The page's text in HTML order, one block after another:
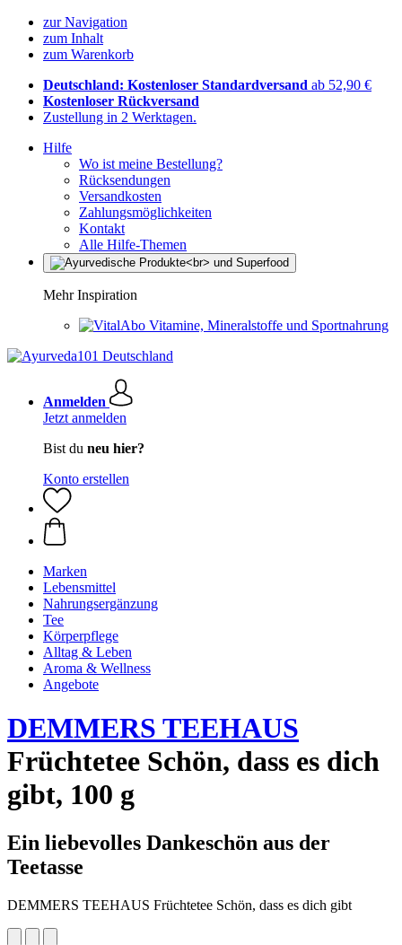
zur Navigation
zum Inhalt
zum Warenkorb
Deutschland: Kostenloser Standardversand ab 52,90 €
Kostenloser Rückversand
Zustellung in 2 Werktagen.
Hilfe
Wo ist meine Bestellung?
Rücksendungen
Versandkosten
Zahlungsmöglichkeiten
Kontakt
Alle Hilfe-Themen
Mehr Inspiration
Vitamine, Mineralstoffe und Sportnahrung
Anmelden
Jetzt anmelden
Bist du neu hier?
Konto erstellen
Marken
Lebensmittel
Nahrungsergänzung
Tee
Körperpflege
Alltag & Leben
Aroma & Wellness
Angebote
DEMMERS TEEHAUS
Früchtetee Schön, dass es dich
gibt, 100 g
Ein liebevolles Dankeschön aus der
Teetasse
DEMMERS TEEHAUS Früchtetee Schön, dass es dich gibt